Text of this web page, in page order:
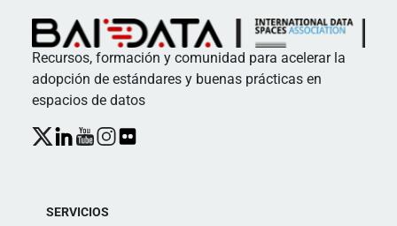
Recursos, formación y comunidad para acelerar la
adopción de estándares y buenas prácticas en
espacios de datos
SERVICIOS